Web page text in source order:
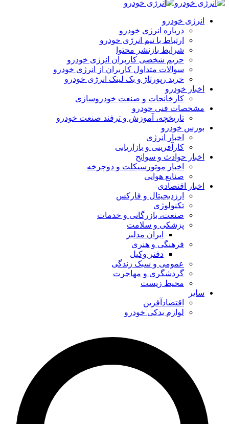
انرژی خودرو
درباره انرژی خودرو
ارتباط با تیم انرژی خودرو
شرایط بازنشر محتوا
حریم شخصی کاربران انرژی خودرو
سوالات متداول کاربران از انرژی خودرو
خرید رپورتاژ و بک لینک انرژی خودرو
اخبار خودرو
کارخانجات و صنعت خودروسازی
مشخصات فنی خودرو
تاریخچه، آموزش و ترفند صنعت خودرو
بورس خودرو
اخبار انرژی
کارآفرینی و بازاریابی
اخبار حوادث و سوانح
اخبار موتورسیکلت و دوچرخه
صنایع هوایی
اخبار اقتصادی
ارزدیجیتال و فارکس
تکنولوژی
صنعت، بازرگانی و خدمات
پزشکی و سلامت
ایران مدلبز
فرهنگی و هنری
دفتر وکیل
عمومی و سبک زندگی
گردشگری و مهاجرت
محیط زیست
سایر
اقتصادآفرین
لوازم یدکی خودرو